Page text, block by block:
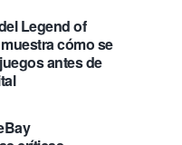
Legend of
cómo se
antes de